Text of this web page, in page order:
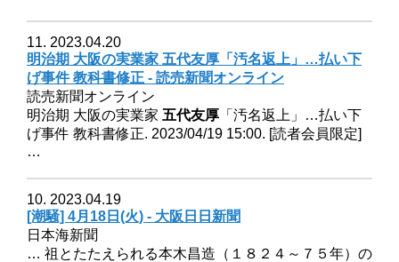
11. 2023.04.20
明治期 大阪の実業家 五代友厚「汚名返上」…払い下
げ事件 教科書修正 - 読売新聞オンライン
読売新聞オンライン
明治期 大阪の実業家 五代友厚 「汚名返上」…払い下
げ事件 教科書修正. 2023/04/19 15:00. [読者会員限定]
…
10. 2023.04.19
[潮騒] 4月18日(火) - 大阪日日新聞
日本海新聞
… 祖とたたえられる本木昌造（１８２４～７５年）の